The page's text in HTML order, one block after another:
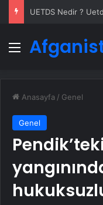
Menü
Anasayfa / Genel
Genel